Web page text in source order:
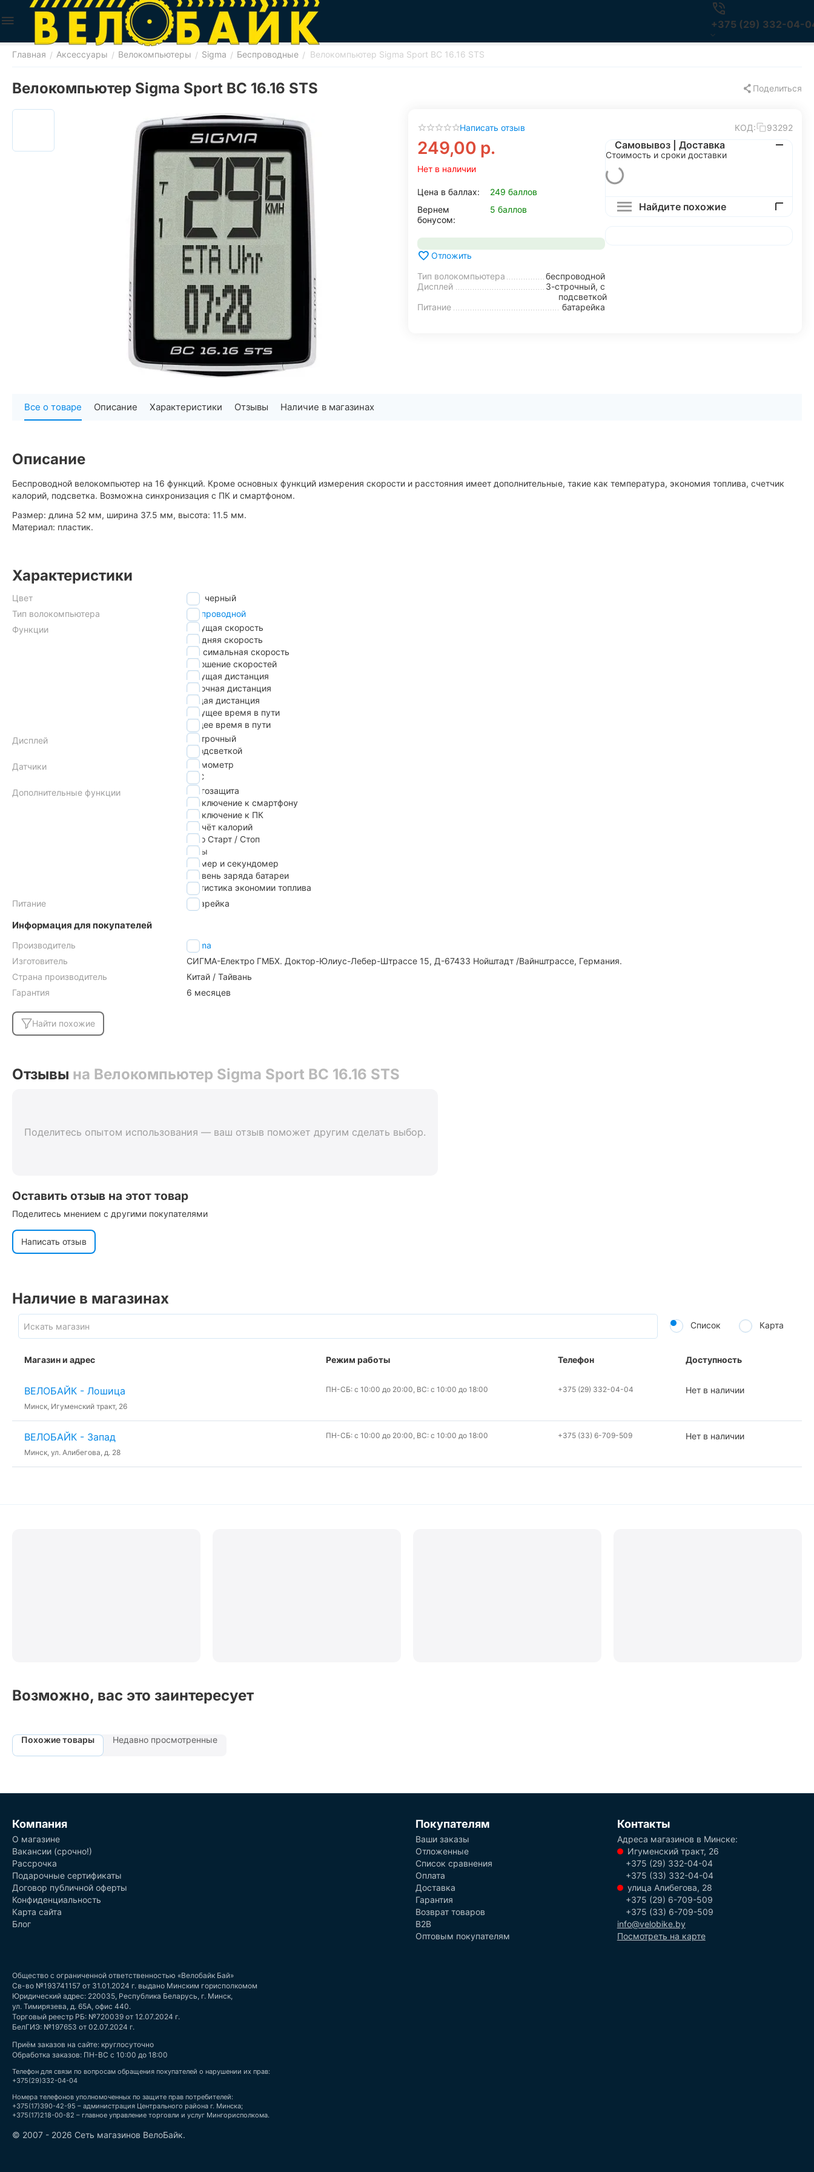
+375 (29) 332-04-
Главная / Аксессуары / Велокомпьютеры / Sigma / Беспроводные / Велокомпьютер Sigma Sport BC 16.16 STS
Велокомпьютер Sigma Sport BC 16.16 STS Поделиться
Написать отзыв КОД: 93292
249,00 р.
Нет в наличии
Цена в баллах:
249 баллов
Вернем
бонусом:
5 баллов
Отложить
Тип волокомпьютера
беспроводной
Дисплей
3-строчный, с
подсветкой
Питание
батарейка
Самовывоз | Доставка
Стоимость и сроки доставки
Найдите похожие
Все о товаре Описание Характеристики Отзывы Наличие в магазинах
Описание
Беспроводной велокомпьютер на 16 функций. Кроме основных функций измерения скорости и расстояния имеет дополнительные, такие как температура, экономия топлива, счетчик
калорий, подсветка. Возможна синхронизация с ПК и смартфоном.
Размер: длина 52 мм, ширина 37.5 мм, высота: 11.5 мм.
Материал: пластик.
Характеристики
Цвет
черный
Тип волокомпьютера
беспроводной
Функции
текущая скорость
средняя скорость
максимальная скорость
отношение скоростей
текущая дистанция
суточная дистанция
общая дистанция
текущее время в пути
общее время в пути
Дисплей
3-строчный
с подсветкой
Датчики
термометр
NFC
Дополнительные функции
влагозащита
подключение к смартфону
подключение к ПК
расчёт калорий
авто Старт / Стоп
часы
таймер и секундомер
уровень заряда батареи
статистика экономии топлива
Питание
батарейка
Информация для покупателей
Производитель
Sigma
Изготовитель
СИГМА-Електро ГМБХ. Доктор-Юлиус-Лебер-Штрассе 15, Д-67433 Нойштадт /Вайнштрассе, Германия.
Страна производитель
Китай / Тайвань
Гарантия
6 месяцев
Найти похожие
Отзывы на Велокомпьютер Sigma Sport BC 16.16 STS
Поделитесь опытом использования — ваш отзыв поможет другим сделать выбор.
Оставить отзыв на этот товар
Поделитесь мнением с другими покупателями
Написать отзыв
Наличие в магазинах
Список Карта
Магазин и адрес Режим работы Телефон Доступность
ВЕЛОБАЙК - Лошица
Минск, Игуменский тракт, 26
ПН-СБ: с 10:00 до 20:00, ВС: с 10:00 до 18:00 +375 (29) 332-04-04 Нет в наличии
ВЕЛОБАЙК - Запад
Минск, ул. Алибегова, д. 28
ПН-СБ: с 10:00 до 20:00, ВС: с 10:00 до 18:00 +375 (33) 6-709-509 Нет в наличии
Возможно, вас это заинтересует
Похожие товары Недавно просмотренные
Компания
О магазине
Вакансии (срочно!)
Рассрочка
Подарочные сертификаты
Договор публичной оферты
Конфиденциальность
Карта сайта
Блог
Покупателям
Ваши заказы
Отложенные
Список сравнения
Оплата
Доставка
Гарантия
Возврат товаров
B2B
Оптовым покупателям
Контакты
Адреса магазинов в Минске:
Игуменский тракт, 26
+375 (29) 332-04-04
+375 (33) 332-04-04
улица Алибегова, 28
+375 (29) 6-709-509
+375 (33) 6-709-509
info@velobike.by
Посмотреть на карте
Общество с ограниченной ответственностью «Велобайк Бай»
Св-во №193741157 от 31.01.2024 г. выдано Минским горисполкомом
Юридический адрес: 220035, Республика Беларусь, г. Минск,
ул. Тимирязева, д. 65А, офис 440.
Торговый реестр РБ: №720039 от 12.07.2024 г.
БелГИЭ: №197653 от 02.07.2024 г.
Приём заказов на сайте: круглосуточно
Обработка заказов: ПН-ВС с 10:00 до 18:00
Телефон для связи по вопросам обращения покупателей о нарушении их прав:
+375(29)332-04-04
Номера телефонов уполномоченных по защите прав потребителей:
+375(17)390-42-95 – администрация Центрального района г. Минска;
+375(17)218-00-82 – главное управление торговли и услуг Мингорисполкома.
© 2007 - 2026 Сеть магазинов ВелоБайк.